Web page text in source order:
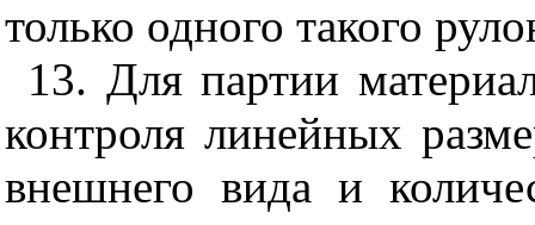
только одного такого
13. Для партии
контроля линейных
внешнего вида и